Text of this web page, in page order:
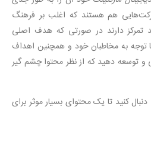
هم هستند که اغلب بر فرهنگ
دارند در صورتی که هدف اصلی
توجه به مخاطبان خود و همچنین اهداف
و توسعه دهید که از نظر محتوا چشم گیر
کنید تا یک محتوای بسیار موثر برای